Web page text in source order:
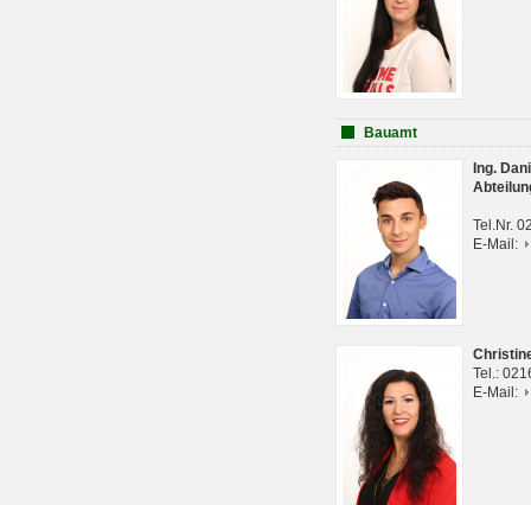
Bauamt
Ing.
Tel.Nr.
E-Mail:
Tel.:
E-Mail: